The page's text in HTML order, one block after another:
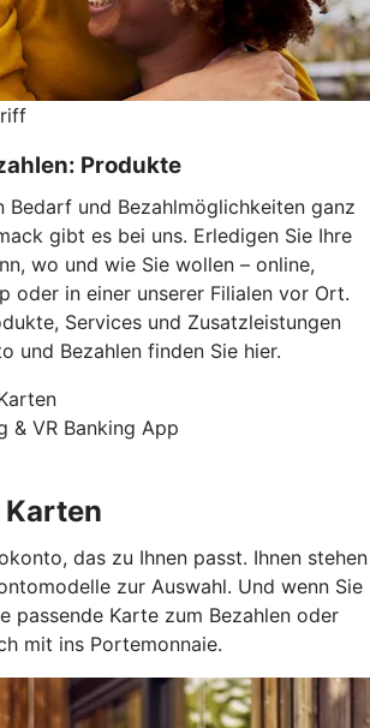
Produkte
Bedarf und Bezahlmöglichkeiten ganz
gibt es bei uns. Erledigen Sie Ihre
wo und wie Sie wollen – online,
oder in einer unserer Filialen vor Ort.
Services und Zusatzleistungen
und Bezahlen finden Sie hier.
& VR Banking App
Karten
das zu Ihnen passt. Ihnen stehen
zur Auswahl. Und wenn Sie
passende Karte zum Bezahlen oder
mit ins Portemonnaie.